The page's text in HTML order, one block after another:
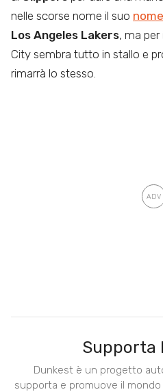
nelle scorse nome il suo
Los Angeles Lakers, ma
City sembra tutto in stallo e
rimarrà lo stesso.
Supporta
Dunkest è un progetto
supporta e promuove il